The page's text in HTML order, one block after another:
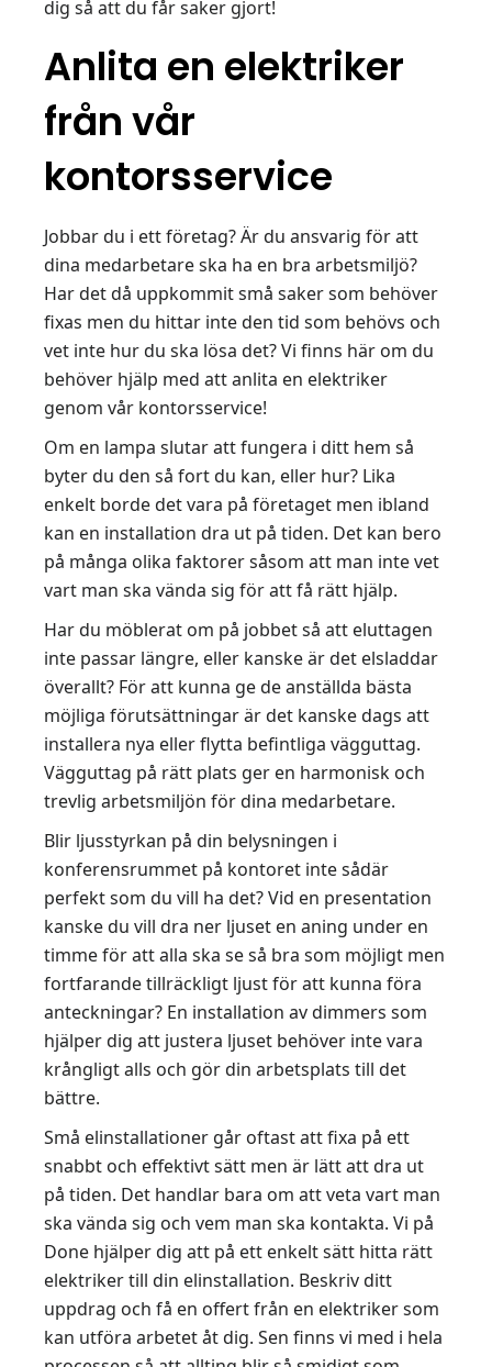
dig så att du får saker gjort!
Anlita en elektriker
från vår
kontorsservice
Jobbar du i ett företag? Är du ansvarig för att
dina medarbetare ska ha en bra arbetsmiljö?
Har det då uppkommit små saker som behöver
fixas men du hittar inte den tid som behövs och
vet inte hur du ska lösa det? Vi finns här om du
behöver hjälp med att anlita en elektriker
genom vår kontorsservice!
Om en lampa slutar att fungera i ditt hem så
byter du den så fort du kan, eller hur? Lika
enkelt borde det vara på företaget men ibland
kan en installation dra ut på tiden. Det kan bero
på många olika faktorer såsom att man inte vet
vart man ska vända sig för att få rätt hjälp.
Har du möblerat om på jobbet så att eluttagen
inte passar längre, eller kanske är det elsladdar
överallt? För att kunna ge de anställda bästa
möjliga förutsättningar är det kanske dags att
installera nya eller flytta befintliga vägguttag.
Vägguttag på rätt plats ger en harmonisk och
trevlig arbetsmiljön för dina medarbetare.
Blir ljusstyrkan på din belysningen i
konferensrummet på kontoret inte sådär
perfekt som du vill ha det? Vid en presentation
kanske du vill dra ner ljuset en aning under en
timme för att alla ska se så bra som möjligt men
fortfarande tillräckligt ljust för att kunna föra
anteckningar? En installation av dimmers som
hjälper dig att justera ljuset behöver inte vara
krångligt alls och gör din arbetsplats till det
bättre.
Små elinstallationer går oftast att fixa på ett
snabbt och effektivt sätt men är lätt att dra ut
på tiden. Det handlar bara om att veta vart man
ska vända sig och vem man ska kontakta. Vi på
Done hjälper dig att på ett enkelt sätt hitta rätt
elektriker till din elinstallation. Beskriv ditt
uppdrag och få en offert från en elektriker som
kan utföra arbetet åt dig. Sen finns vi med i hela